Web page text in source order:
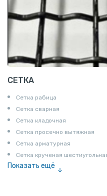
СЕТКА
Сетка рабица
Сетка сварная
Сетка кладочная
Сетка просечно вытяжная
Сетка арматурная
Сетка крученая
Показать ещё